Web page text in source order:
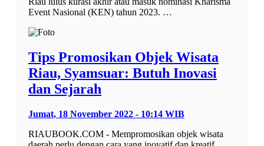
Event Nasional (KEN) tahun 2023. …
Tips Promosikan Objek Wisata
Riau, Syamsuar: Butuh Inovasi
dan Sejarah
Jumat, 18 November 2022 - 10:14 WIB
RIAUBOOK.COM - Mempromosikan objek wisata